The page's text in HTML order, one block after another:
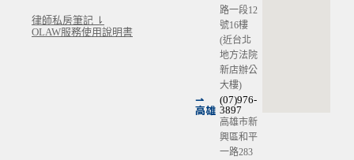
律師私房筆記 ⇂
OLAW服務使用說明書
路一段12
號16樓
(近台北
地方法院
新店辦公
大樓)
⇀
高雄
(07)976-
3897
高雄市新
興區和平
一路283